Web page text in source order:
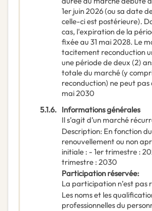
1er juin 2026 (ou sa date
celle-ci est postérieure).
cas, l'expiration de la
fixée au 31 mai 2028. Le
tacitement reconduction
une période de deux (2)
totale du marché (y
reconduction) ne peut pas
mai 2030
5.1.6. Informations générales
Il s’agit d’un marché
Description: En fonction du
renouvellement ou non
initiale : - 1er trimestre :
trimestre : 2030
Participation réservée:
La participation n’est pas
Les noms et les
professionnelles du